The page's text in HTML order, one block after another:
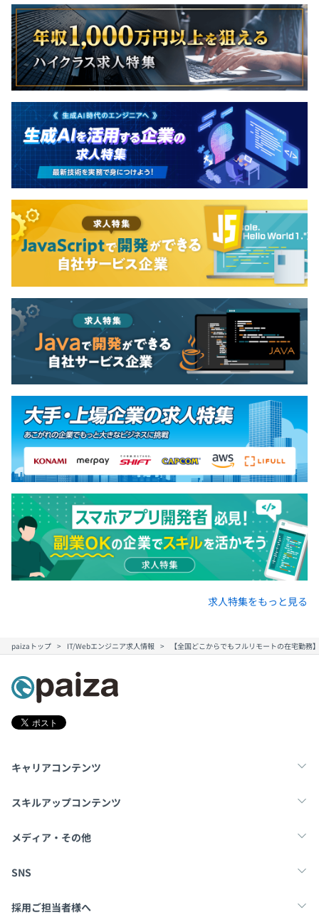
求人特集をもっと見る
paizaトップ IT/Webエンジニア求人情報 【全国どこからでもフルリモートの在宅勤
キャリアコンテンツ
転職・キャリア
スキルアップコンテンツ
学習
メディア・その他
Tech Team Journal
SNS
X
採用ご担当者様へ